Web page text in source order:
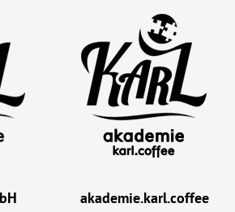
akademie.karl.coffee